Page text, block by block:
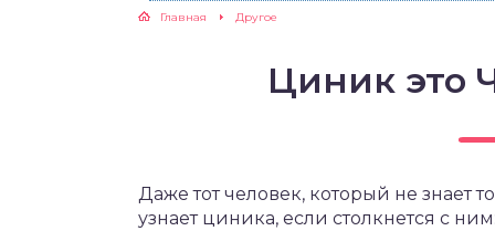
Главная Другое
Циник это
Даже тот человек, который не знает
узнает циника, если столкнется с